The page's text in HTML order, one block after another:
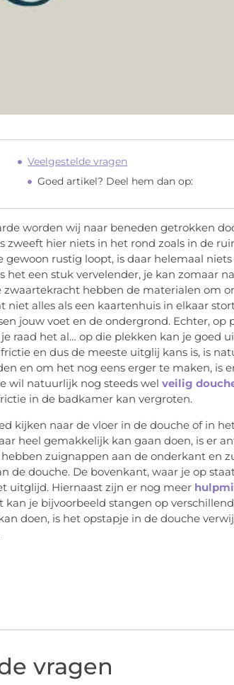
Veelgestelde vragen
Goed artikel? Deel hem dan op:
worden wij naar beneden getrokken
zweeft hier niets in het rond zoals in de
gewoon rustig loopt, is daar helemaal
het een stuk vervelender, je kan zomaar
zwaartekracht hebben de materialen om
niet alles als een kaartenhuis in elkaar
jouw voet en de ondergrond. Echter, op
raad het al… op die plekken kan je goed
en dus de meeste uitglij kans is, is
en om het nog eens erger te maken, is
wil natuurlijk nog steeds wel veilig
in de badkamer kan vergroten.
kijken naar de vloer in de douche of in
heel gemakkelijk kan gaan doen, is er
zuignappen aan de onderkant en
de douche. De bovenkant, waar je op
uitglijd. Hiernaast zijn er nog meer
kan je bijvoorbeeld stangen op
doen, is het opstapje in de douche
vragen